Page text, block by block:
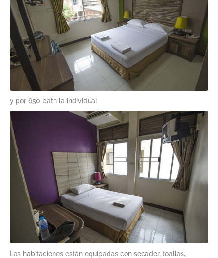
y por 650 bath la individual
Las habitaciones están equipadas con secador, toallas,